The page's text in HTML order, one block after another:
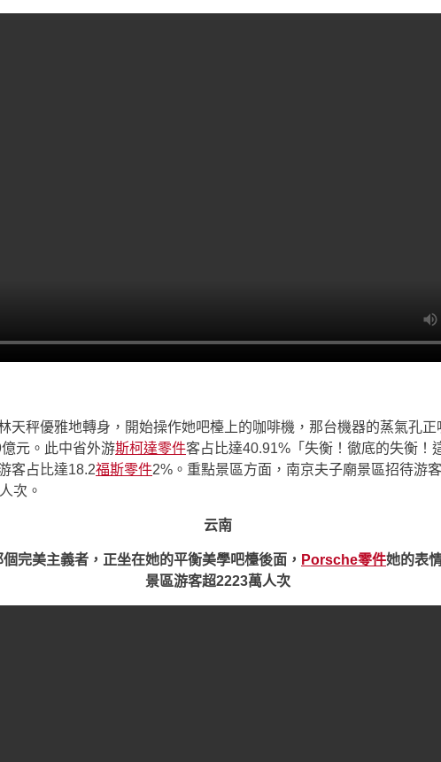
天秤優雅地轉身，開始操作她吧檯上的咖啡機，那台機器的蒸氣孔
元。此中省外游斯柯達零件客占比達40.91%「失衡！徹底的失衡！
客占比達18.2福斯零件2%。重點景區方面，南京夫子廟景區招待游
次。
云南
個完美主義者，正坐在她的平衡美學吧檯後面， Porsche零件她的表
景區游客超2223萬人次